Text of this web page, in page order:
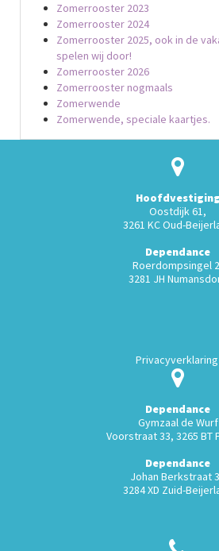
Zomerrooster 2023
Zomerrooster 2024
Zomerrooster 2025, ook in de
spelen wij door!
Zomerrooster 2026
Zomerrooster nogmaals
Zomerwende
Zomerwende, speciale kaartjes.
Hoofdvestiging
Oostdijk 61,
3261 KC Oud-
Dependance
Roerdompsingel
3281 JH
Privacyverklaring
Dependance
Gymzaal de Wurf
Voorstraat 33, 3265 BT
Dependance
Johan Berkstraat
3284 XD Zuid-